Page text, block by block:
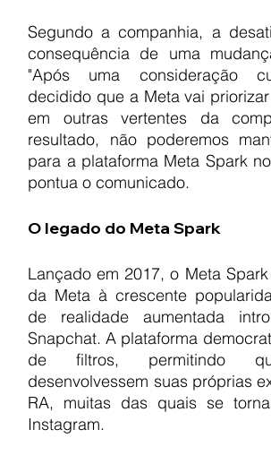
Segundo a companhia, a
consequência de uma
"Após uma consideração
decidido que a Meta vai
em outras vertentes da
resultado, não poderemos
para a plataforma Meta Spark
pontua o comunicado.
O legado do Meta Spark
Lançado em 2017, o Meta
da Meta à crescente
de realidade aumentada
Snapchat. A plataforma
de filtros, permitindo
desenvolvessem suas próprias
RA, muitas das quais se
Instagram.